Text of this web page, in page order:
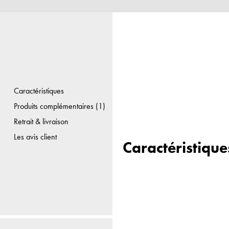
Caractéristiques
Produits complémentaires (1)
Retrait & livraison
Les avis client